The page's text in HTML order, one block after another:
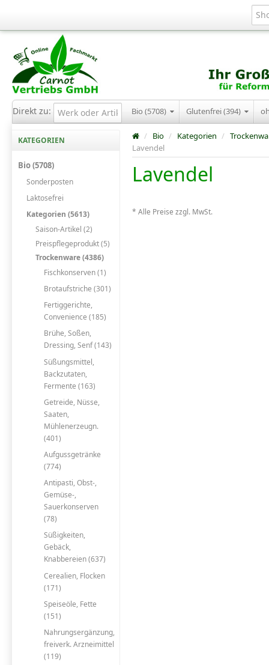
Direkt zu: Bio (5708) Glutenfrei (394)
KATEGORIEN
Bio (5708)
Sonderposten
Laktosefrei
Kategorien (5613)
Saison-Artikel (2)
Preispflegeprodukt (5)
Trockenware (4386)
Fischkonserven (1)
Brotaufstriche (301)
Fertiggerichte,
Convenience (185)
Brühe, Soßen,
Dressing, Senf (143)
Süßungsmittel,
Backzutaten,
Fermente (163)
Getreide, Nüsse,
Saaten,
Mühlenerzeugn.
(401)
Aufgussgetränke
(774)
Antipasti, Obst-,
Gemüse-,
Sauerkonserven
(78)
Süßigkeiten,
Gebäck,
Knabbereien (637)
Cerealien, Flocken
(171)
Speiseöle, Fette
(151)
Nahrungsergänzung,
freiverk. Arzneimittel
(119)
/ Bio / Kategorien /
Lavendel
Lavendel
* Alle Preise zzgl. MwSt.